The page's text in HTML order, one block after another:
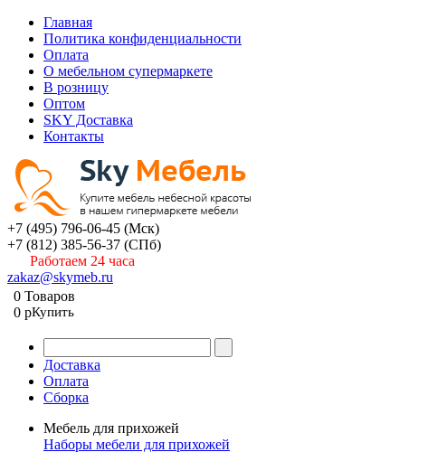
Главная
Политика конфиденциальности
Оплата
О мебельном супермаркете
В розницу
Оптом
SKY Доставка
Контакты
+7 (495) 796-06-45 (Мск)
+7 (812) 385-56-37 (СПб)
Работаем 24 часа
zakaz@skymeb.ru
0 Товаров
0 pКупить
Доставка
Оплата
Сборка
Мебель для прихожей
Наборы мебели для прихожей